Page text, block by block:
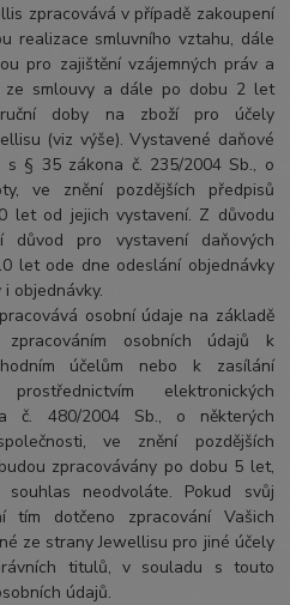
zpracovává v případě zakoupení
realizace smluvního vztahu, dále
pro zajištění vzájemných práv a
ze smlouvy a dále po dobu 2 let
doby na zboží pro účely
(viz výše). Vystavené daňové
§ 35 zákona č. 235/2004 Sb., o
ve znění pozdějších předpisů
let od jejich vystavení. Z důvodu
důvod pro vystavení daňových
let ode dne odeslání objednávky
objednávky.
osobní údaje na základě
osobních údajů k
účelům nebo k zasílání
elektronických
č. 480/2004 Sb., o některých
ve znění pozdějších
zpracovávány po dobu 5 let,
neodvoláte. Pokud svůj
tím dotčeno zpracování Vašich
ze strany Jewellisu pro jiné účely
titulů, v souladu s touto
údajů.